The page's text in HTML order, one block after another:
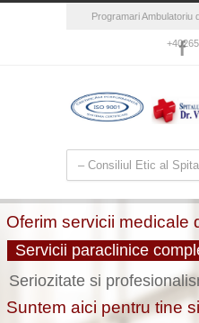
Programari Ambulatoriu